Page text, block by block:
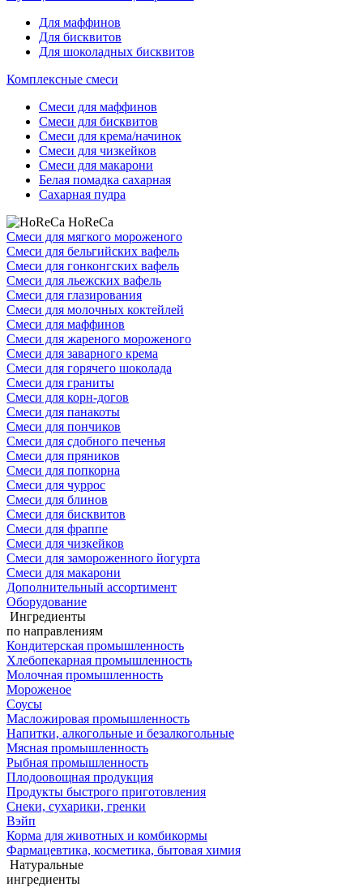
Для маффинов
Для бисквитов
Для шоколадных бисквитов
Комплексные смеси
Смеси для маффинов
Смеси для бисквитов
Смеси для крема/начинок
Смеси для чизкейков
Смеси для макарони
Белая помадка сахарная
Сахарная пудра
HoReCa
Смеси для мягкого мороженого
Смеси для бельгийских вафель
Смеси для гонконгских вафель
Смеси для льежских вафель
Смеси для глазирования
Смеси для молочных коктейлей
Смеси для маффинов
Смеси для жареного мороженого
Смеси для заварного крема
Смеси для горячего шоколада
Смеси для граниты
Смеси для корн-догов
Смеси для панакоты
Смеси для пончиков
Смеси для сдобного печенья
Смеси для пряников
Смеси для попкорна
Смеси для чуррос
Смеси для блинов
Смеси для бисквитов
Смеси для фраппе
Смеси для чизкейков
Смеси для замороженного йогурта
Смеси для макарони
Дополнительный ассортимент
Оборудование
Ингредиенты
по направлениям
Кондитерская промышленность
Хлебопекарная промышленность
Молочная промышленность
Мороженое
Соусы
Масложировая промышленность
Напитки, алкогольные и безалкогольные
Мясная промышленность
Рыбная промышленность
Плодоовощная продукция
Продукты быстрого приготовления
Снеки, сухарики, гренки
Вэйп
Корма для животных и комбикормы
Фармацевтика, косметика, бытовая химия
Натуральные
ингредиенты